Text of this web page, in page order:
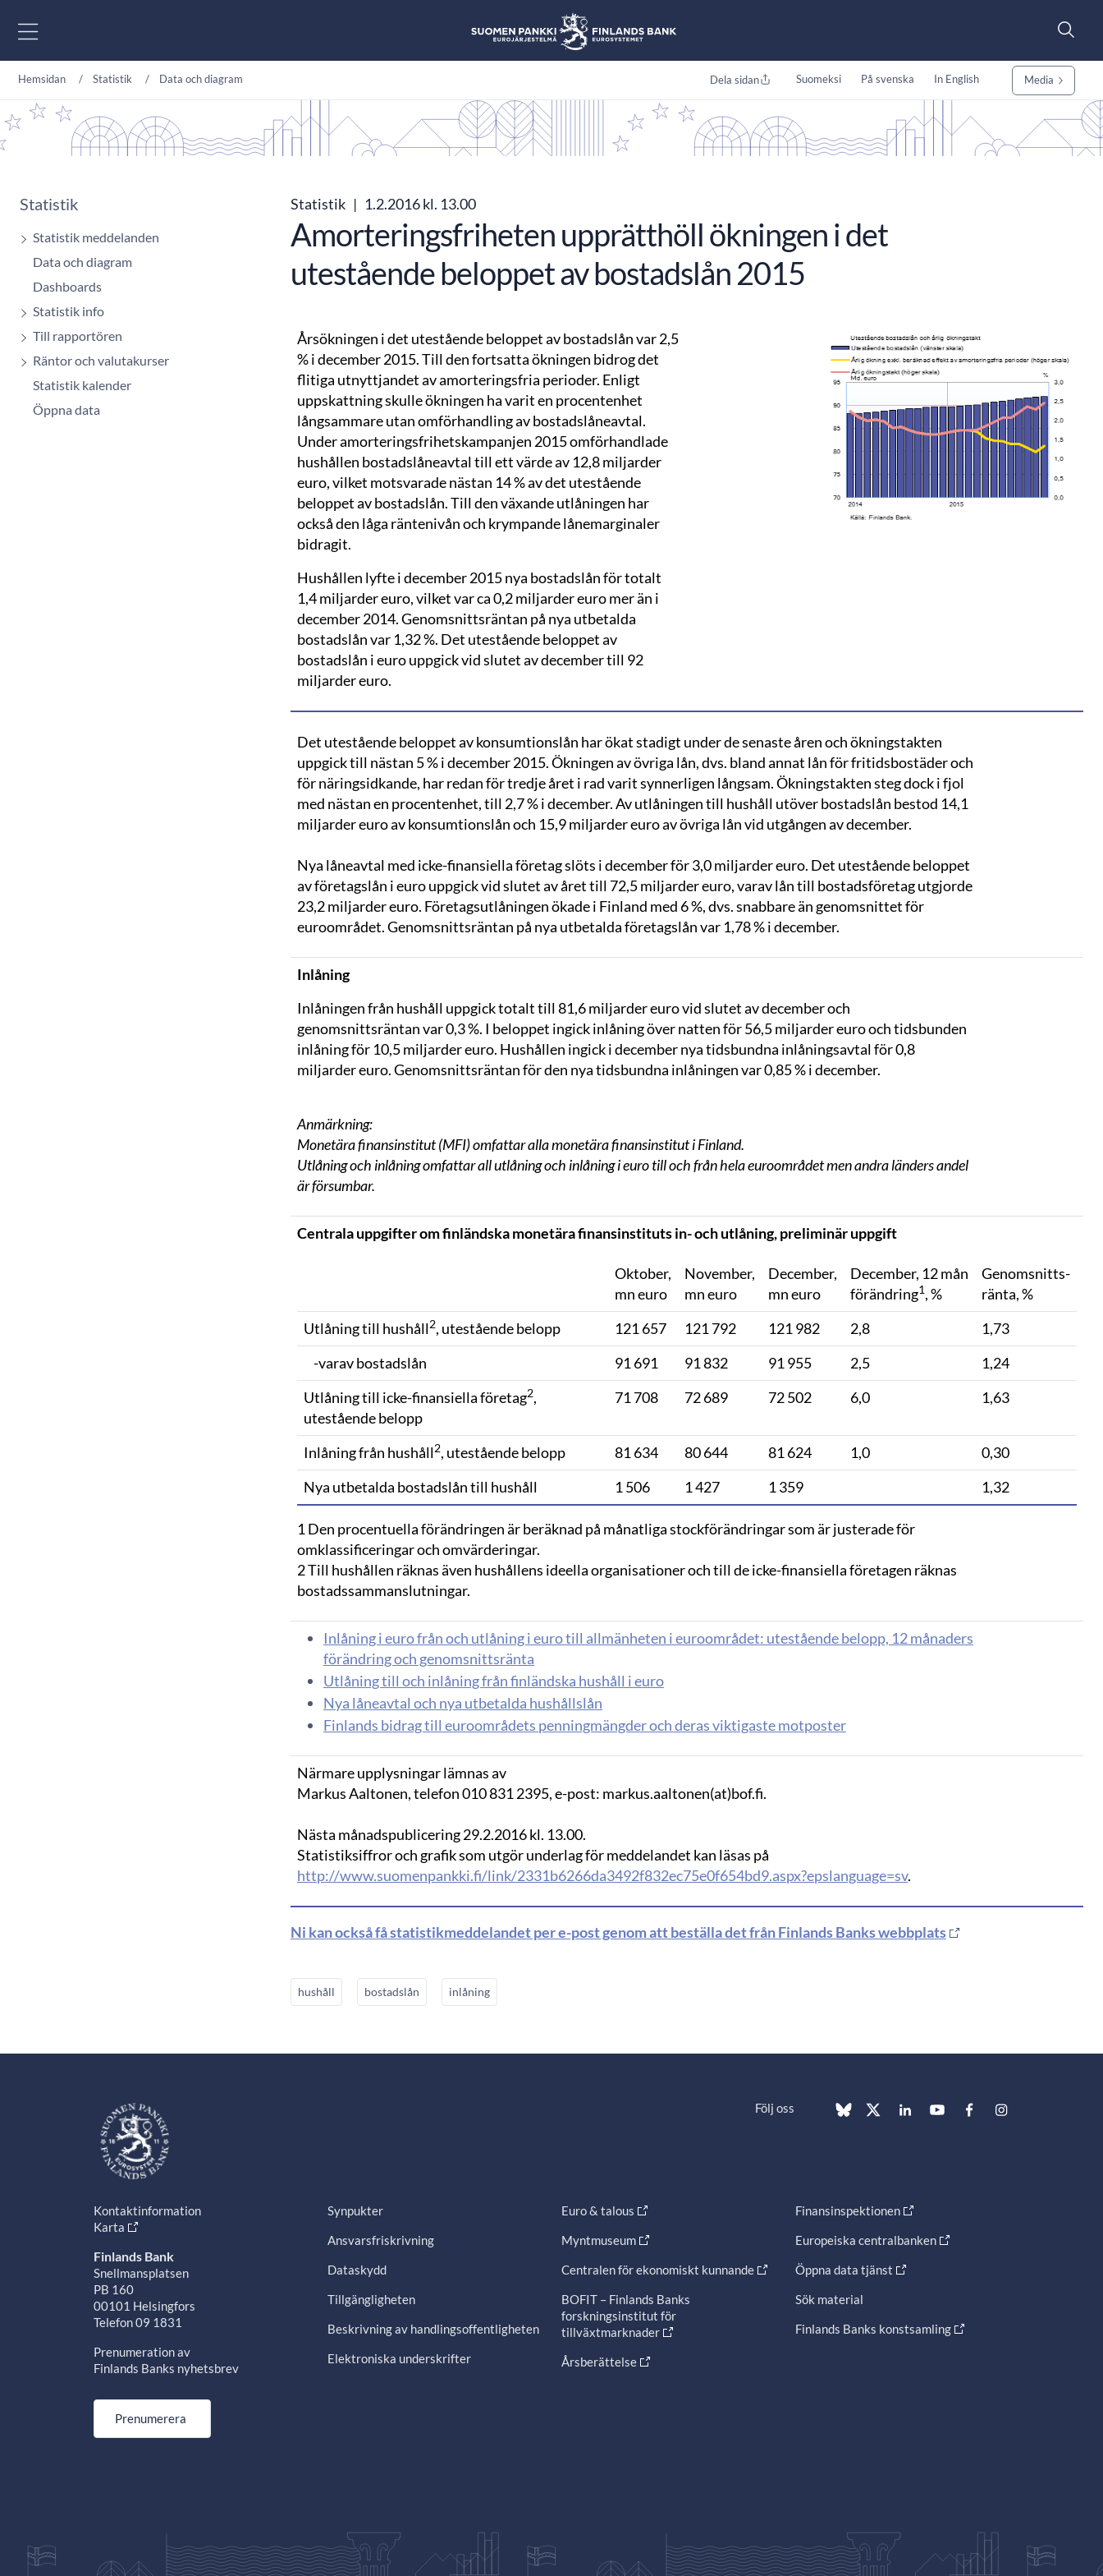
Hemsidan Statistik Data och diagram Dela sidan Suomeksi På svenska In English Media
Statistik
Statistik meddelanden
Data och diagram
Dashboards
Statistik info
Till rapportören
Räntor och valutakurser
Statistik kalender
Öppna data
Statistik | 1.2.2016 kl. 13.00
Amorteringsfriheten upprätthöll ökningen i det
utestående beloppet av bostadslån 2015
Årsökningen i det utestående beloppet av bostadslån var 2,5
% i december 2015. Till den fortsatta ökningen bidrog det
flitiga utnyttjandet av amorteringsfria perioder. Enligt
uppskattning skulle ökningen ha varit en procentenhet
långsammare utan omförhandling av bostadslåneavtal.
Under amorteringsfrihetskampanjen 2015 omförhandlade
hushållen bostadslåneavtal till ett värde av 12,8 miljarder
euro, vilket motsvarade nästan 14 % av det utestående
beloppet av bostadslån. Till den växande utlåningen har
också den låga räntenivån och krympande lånemarginaler
bidragit.
Hushållen lyfte i december 2015 nya bostadslån för totalt
1,4 miljarder euro, vilket var ca 0,2 miljarder euro mer än i
december 2014. Genomsnittsräntan på nya utbetalda
bostadslån var 1,32 %. Det utestående beloppet av
bostadslån i euro uppgick vid slutet av december till 92
miljarder euro.
Det utestående beloppet av konsumtionslån har ökat stadigt under de senaste åren och ökningstakten
uppgick till nästan 5 % i december 2015. Ökningen av övriga lån, dvs. bland annat lån för fritidsbostäder och
för näringsidkande, har redan för tredje året i rad varit synnerligen långsam. Ökningstakten steg dock i fjol
med nästan en procentenhet, till 2,7 % i december. Av utlåningen till hushåll utöver bostadslån bestod 14,1
miljarder euro av konsumtionslån och 15,9 miljarder euro av övriga lån vid utgången av december.
Nya låneavtal med icke-finansiella företag slöts i december för 3,0 miljarder euro. Det utestående beloppet
av företagslån i euro uppgick vid slutet av året till 72,5 miljarder euro, varav lån till bostadsföretag utgjorde
23,2 miljarder euro. Företagsutlåningen ökade i Finland med 6 %, dvs. snabbare än genomsnittet för
euroområdet. Genomsnittsräntan på nya utbetalda företagslån var 1,78 % i december.
Inlåning
Inlåningen från hushåll uppgick totalt till 81,6 miljarder euro vid slutet av december och
genomsnittsräntan var 0,3 %. I beloppet ingick inlåning över natten för 56,5 miljarder euro och tidsbunden
inlåning för 10,5 miljarder euro. Hushållen ingick i december nya tidsbundna inlåningsavtal för 0,8
miljarder euro. Genomsnittsräntan för den nya tidsbundna inlåningen var 0,85 % i december.
Anmärkning:
Monetära finansinstitut (MFI) omfattar alla monetära finansinstitut i Finland.
Utlåning och inlåning omfattar all utlåning och inlåning i euro till och från hela euroområdet men andra länders andel
är försumbar.
Centrala uppgifter om finländska monetära finansinstituts in- och utlåning, preliminär uppgift
Oktober,
mn euro
November,
mn euro
December,
mn euro
December, 12 mån
förändring1, %
Genomsnitts-
ränta, %
Utlåning till hushåll2, utestående belopp 121 657 121 792 121 982 2,8
1,73
-varav bostadslån
91 691 91 832 91 955 2,5
1,24
Utlåning till icke-finansiella företag2,
utestående belopp
71 708 72 689 72 502 6,0 1,63
Inlåning från hushåll2, utestående belopp 81 634 80 644 81 624 1,0
0,30
Nya utbetalda bostadslån till hushåll
1 506 1 427 1 359 1,32
1 Den procentuella förändringen är beräknad på månatliga stockförändringar som är justerade för
omklassificeringar och omvärderingar.
2 Till hushållen räknas även hushållens ideella organisationer och till de icke-finansiella företagen räknas
bostadssammanslutningar.
Inlåning i euro från och utlåning i euro till allmänheten i euroområdet: utestående belopp, 12 månaders
förändring och genomsnittsränta
Utlåning till och inlåning från finländska hushåll i euro
Nya låneavtal och nya utbetalda hushållslån
Finlands bidrag till euroområdets penningmängder och deras viktigaste motposter
Närmare upplysningar lämnas av
Markus Aaltonen, telefon 010 831 2395, e-post: markus.aaltonen(at)bof.fi.
Nästa månadspublicering29.2.2016 kl. 13.00.
Statistiksiffror och grafik som utgör underlag för meddelandet kan läsas på
http://www.suomenpankki.fi/link/2331b6266da3492f832ec75e0f654bd9.aspx?epslanguage=sv.
Ni kan också få statistikmeddelandet per e-post genom att beställa det från Finlands Banks webbplats
hushåll bostadslån inlåning
Följ oss
Kontaktinformation
Karta
Finlands Bank
Snellmansplatsen
PB 160
00101 Helsingfors
Telefon 09 1831
Prenumeration av
Finlands Banks nyhetsbrev
Prenumerera
Synpukter
Ansvarsfriskrivning
Dataskydd
Tillgängligheten
Beskrivning av handlingsoffentligheten
Elektroniska underskrifter
Euro & talous
Myntmuseum
Centralen för ekonomiskt kunnande
BOFIT – Finlands Banks
forskningsinstitut för
tillväxtmarknader
Årsberättelse
Finansinspektionen
Europeiska centralbanken
Öppna data tjänst
Sök material
Finlands Banks konstsamling